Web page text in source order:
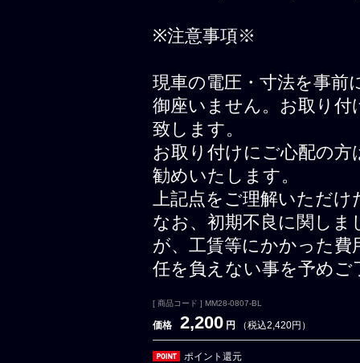
※注意事項※
現車の電圧・寸法を事前
御座いません。お取り
致します。
お取り付けにご心配の
勧めいたします。
上記点をご理解いただ
なお、初期不良に関し
が、工賃等にかかった費
任を負えない事を予めご
[ 商品コード ] MM28-0807-BL
価格 2,200 円 （税込2,420円）
ポイント還元